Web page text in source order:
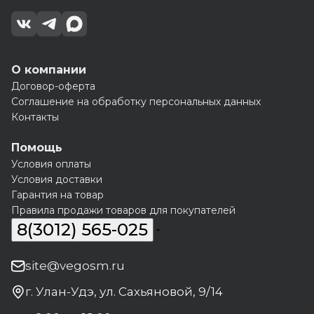
О компании
Договор-оферта
Соглашение на обработку персональных данных
Контакты
Помощь
Условия оплаты
Условия доставки
Гарантия на товар
Правила продажи товаров для покупателей
8(3012) 565-025
site@vegosm.ru
г. Улан-Удэ, ул. Сахьяновой, 9/14